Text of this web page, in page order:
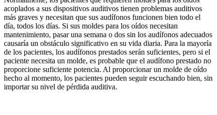
acoplados a sus dispositivos auditivos tienen problemas auditivos
más graves y necesitan que sus audífonos funcionen bien todo el
día, todos los días. Si sus moldes para los oídos necesitan
mantenimiento, pasar una semana o dos sin los audífonos adecuados
causaría un obstáculo significativo en su vida diaria. Para la mayoría
de los pacientes, los audífonos prestados serán suficientes, pero si el
paciente necesita un molde, es probable que el audífono prestado no
proporcione suficiente potencia. Al proporcionar un molde de oído
hecho al momento, los pacientes pueden seguir escuchando bien, sin
importar su nivel de pérdida auditiva.